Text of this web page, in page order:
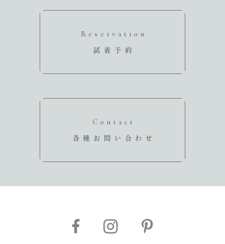
Reservation
試着予約
Contact
各種お問い合わせ